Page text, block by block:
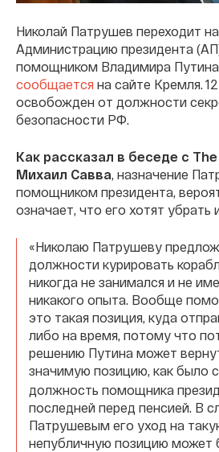
Николай Патрушев переходит
Администрацию президента
помощником Владимира
сообщается на сайте Кремля.
освобожден от должности
безопасности РФ.
Как рассказал в беседе с
Михаил Савва , назначение
помощником президента,
означает, что его хотят убрать
«Николаю Патрушеву
должности курировать
никогда не занимался и не
никакого опыта. Вообще
это такая позиция, куда
либо на время, потому что
решению Путина может
значимую позицию, как было с
должность помощника
последней перед пенсией. В
Патрушевым его уход на
непубличную позицию может